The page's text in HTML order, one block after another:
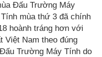
Đấu Trường Máy
mùa thứ 3 đã chính
hoành tráng hơn với
Việt Nam theo đúng
Trường Máy Tính do